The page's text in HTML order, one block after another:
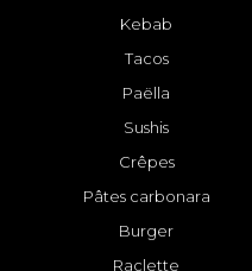
Kebab
Tacos
Paëlla
Sushis
Crêpes
Pâtes carbonara
Burger
Raclette